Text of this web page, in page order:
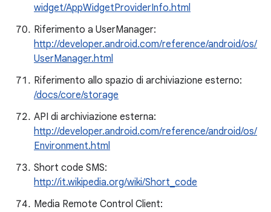
widget/AppWidgetProviderInfo.html
Riferimento a UserManager:
http://developer.android.com/reference/android/os/
UserManager.html
Riferimento allo spazio di archiviazione esterno:
/docs/core/storage
API di archiviazione esterna:
http://developer.android.com/reference/android/os/
Environment.html
Short code SMS:
http://it.wikipedia.org/wiki/Short_code
Media Remote Control Client: